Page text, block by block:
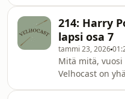
jakson
Instagramista ja
nimimerkillä Ve
kasvatustaidot
lopetus.
Styles -
Monkeys -
214: Harry
lapsi osa 7
tammi 23, 2026
Mitä mitä,
Velhocast on